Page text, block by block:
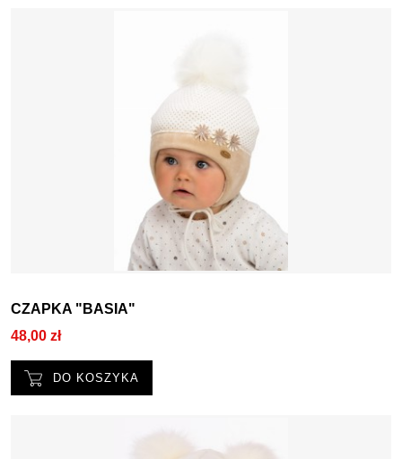
CZAPKA "BASIA"
48,00 zł
DO KOSZYKA